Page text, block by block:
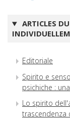
ARTICLES
Editoriale
Spirito e
psichiche :
Lo spirito
trascendenza